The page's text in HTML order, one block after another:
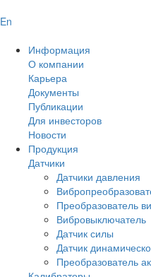
En
Информация
О компании
Карьера
Документы
Публикации
Для инвесторов
Новости
Продукция
Датчики
Датчики давления
Преобразователь
Вибровыключатель
Датчик силы
Датчик
Преобразователь